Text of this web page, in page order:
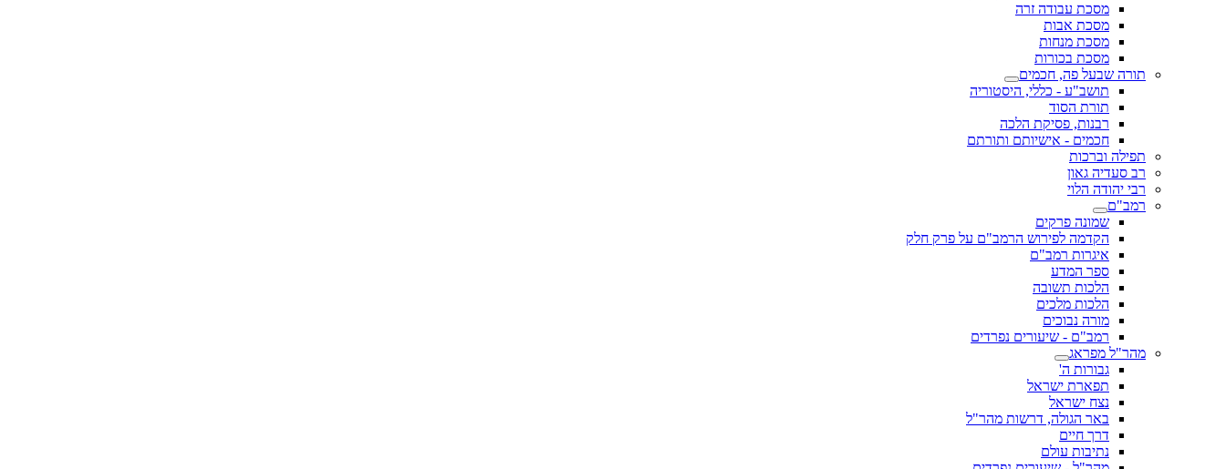
מסכת עבודה זרה
מסכת אבות
מסכת מנחות
מסכת בכורות
תורה שבעל פה, חכמים
תושב"ע - כללי, היסטוריה
תורת הסוד
רבנות, פסיקת הלכה
חכמים - אישיותם ותורתם
תפילה וברכות
רב סעדיה גאון
רבי יהודה הלוי
רמב"ם
שמונה פרקים
הקדמה לפירוש הרמב"ם על פרק חלק
איגרות רמב"ם
ספר המדע
הלכות תשובה
הלכות מלכים
מורה נבוכים
רמב"ם - שיעורים נפרדים
מהר"ל מפראג
גבורות ה'
תפארת ישראל
נצח ישראל
באר הגולה, דרשות מהר"ל
דרך חיים
נתיבות עולם